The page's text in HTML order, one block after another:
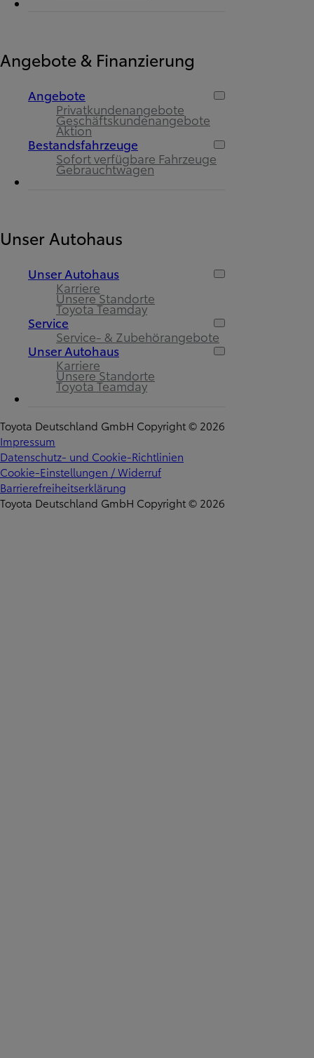
Angebote & Finanzierung
Angebote
Privatkundenangebote
Geschäftskundenangebote
Aktion
Bestandsfahrzeuge
Sofort verfügbare Fahrzeuge
Gebrauchtwagen
Unser Autohaus
Unser Autohaus
Karriere
Unsere Standorte
Toyota Teamday
Service
Service- & Zubehörangebote
Unser Autohaus
Karriere
Unsere Standorte
Toyota Teamday
Toyota Deutschland GmbH Copyright © 2026
Impressum
Datenschutz- und Cookie-Richtlinien
Cookie-Einstellungen / Widerruf
Barrierefreiheitserklärung
Toyota Deutschland GmbH Copyright © 2026